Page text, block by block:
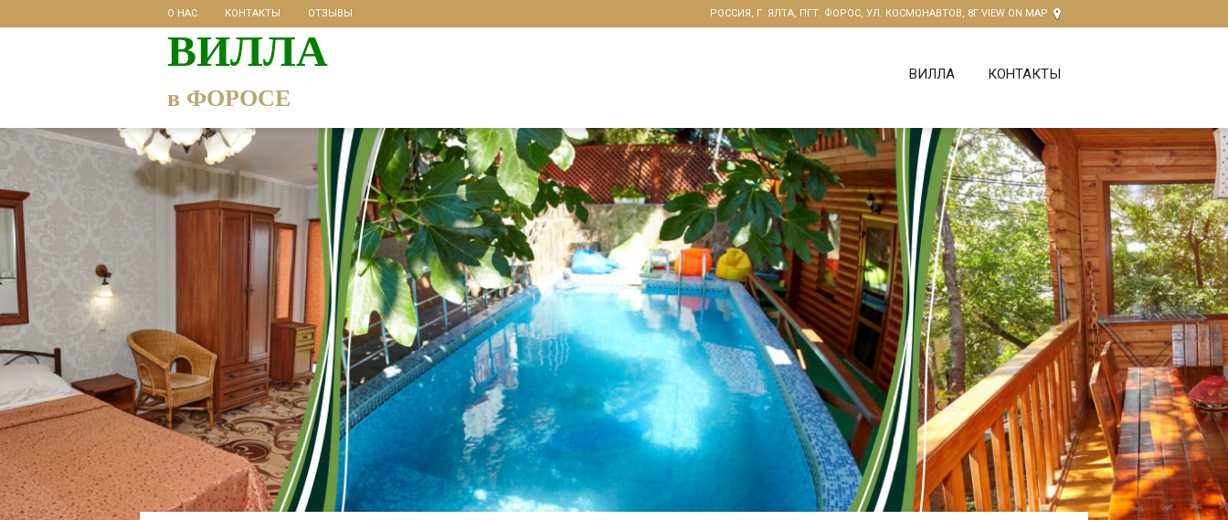
О НАС КОНТАКТЫ ОТЗЫВЫ РОССИЯ, Г. ЯЛТА, ПГТ. ФОРОС, УЛ. КОСМОНАВТОВ, 8Г VIEW ON MAP
ВИЛЛА
в ФОРОСЕ
ВИЛЛА КОНТАКТЫ